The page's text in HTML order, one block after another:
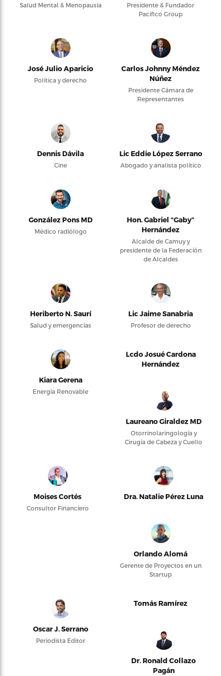
Salud Mental & Menopausia
Presidente & Fundador
Pacifico Group
José Julio Aparicio
Política y derecho
Carlos Johnny Méndez
Núñez
Presidente Cámara de
Representantes
Dennis Dávila
Cine
Lic Eddie López Serrano
Abogado y analista político
González Pons MD
Médico radiólogo
Hon. Gabriel “Gaby”
Hernández
Alcalde de Camuy y
presidente de la Federación
de Alcaldes
Heriberto N. Saurí
Salud y emergencias
Lic Jaime Sanabria
Profesor de derecho
Kiara Gerena
Energía Renovable
Lcdo Josué Cardona
Hernández
Laureano Giraldez MD
Otorrinolaringología y
Cirugía de Cabeza y Cuello
Moises Cortés
Consultor Financiero
Dra. Natalie Pérez Luna
Orlando Alomá
Gerente de Proyectos en un
Startup
Oscar J. Serrano
Periodista Editor
Tomás Ramírez
Dr. Ronald Collazo
Pagán